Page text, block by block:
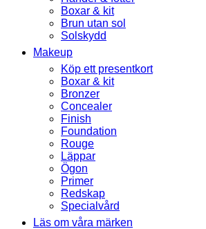
Boxar & kit
Brun utan sol
Solskydd
Makeup
Köp ett presentkort
Boxar & kit
Bronzer
Concealer
Finish
Foundation
Rouge
Läppar
Ögon
Primer
Redskap
Specialvård
Läs om våra märken